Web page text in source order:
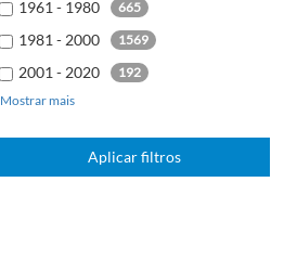
1961 - 1980 665
1981 - 2000 1569
2001 - 2020 192
2021 - 2040
Mostrar mais
Aplicar filtros